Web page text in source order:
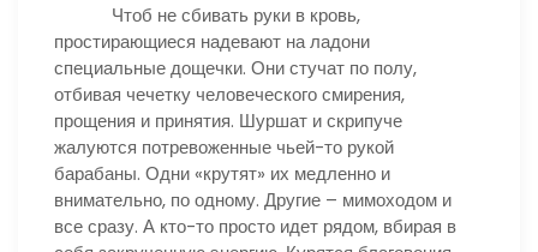
Чтоб не сбивать руки в кровь,
простирающиеся надевают на ладони
специальные дощечки. Они стучат по полу,
отбивая чечетку человеческого смирения,
прощения и принятия. Шуршат и скрипуче
жалуются потревоженные чьей-то рукой
барабаны. Одни «крутят» их медленно и
внимательно, по одному. Другие – мимоходом и
все сразу. А кто-то просто идет рядом, вбирая в